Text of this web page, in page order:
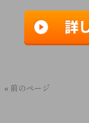
« 前のページ